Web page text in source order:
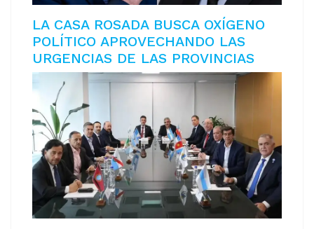
LA CASA ROSADA BUSCA OXÍGENO
POLÍTICO APROVECHANDO LAS
URGENCIAS DE LAS PROVINCIAS